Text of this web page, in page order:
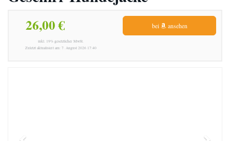
26,00 €
inkl. 19% gesetzlicher MwSt.
Zuletzt aktualisiert am: 7. August 2026 17:40
bei ansehen